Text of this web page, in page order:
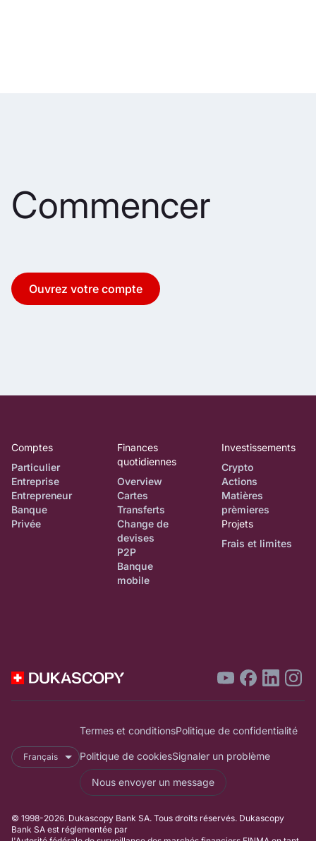
Commencer
Ouvrez votre compte
Comptes
Particulier
Entreprise
Entrepreneur
Banque
Privée
Finances
quotidiennes
Overview
Cartes
Transferts
Change de
devises
P2P
Banque
mobile
Investissements
Crypto
Actions
Matières
prèmieres
Projets
Frais et limites
Français
Termes et conditionsPolitique de confidentialité
Politique de cookiesSignaler un problème
Nous envoyer un message
© 1998-2026. Dukascopy Bank SA. Tous droits réservés. Dukascopy
Bank SA est réglementée par